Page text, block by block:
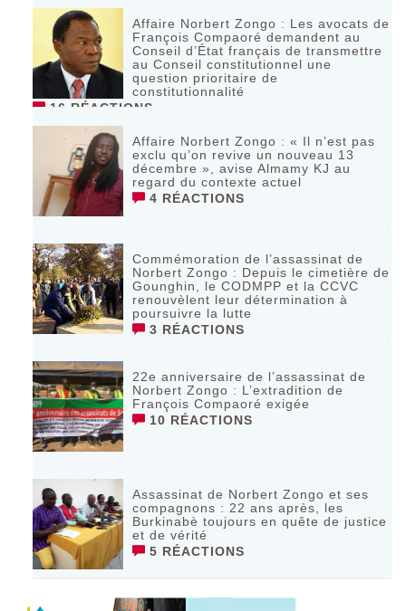
Affaire Norbert Zongo : Les avocats de
François Compaoré demandent au
Conseil d’État français de transmettre
au Conseil constitutionnel une
question prioritaire de
constitutionnalité
16 RÉACTIONS
Affaire Norbert Zongo : « Il n’est pas
exclu qu’on revive un nouveau 13
décembre », avise Almamy KJ au
regard du contexte actuel
4 RÉACTIONS
Commémoration de l’assassinat de
Norbert Zongo : Depuis le cimetière de
Gounghin, le CODMPP et la CCVC
renouvèlent leur détermination à
poursuivre la lutte
3 RÉACTIONS
22e anniversaire de l’assassinat de
Norbert Zongo : L’extradition de
François Compaoré exigée
10 RÉACTIONS
Assassinat de Norbert Zongo et ses
compagnons : 22 ans après, les
Burkinabè toujours en quête de justice
et de vérité
5 RÉACTIONS